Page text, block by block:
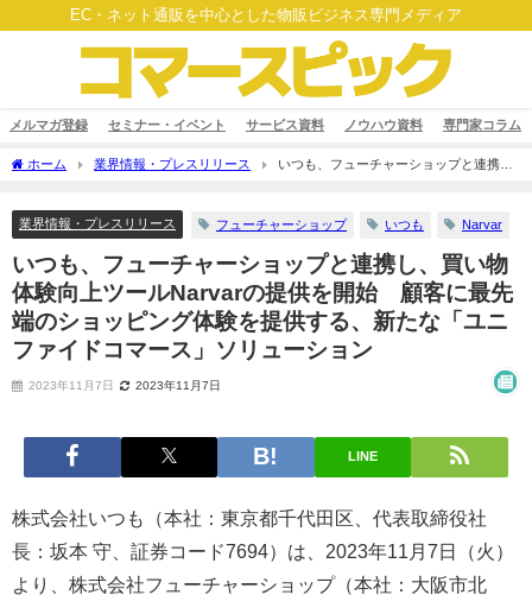
EC・ネット通販を中心とした物販ビジネス専門メディア
メルマガ登録 セミナー・イベント サービス資料 ノウハウ資料 専門家コラム
ホーム 業界情報・プレスリリース
いつも、フューチャーショップと連携
業界情報・プレスリリース
フューチャーショップ いつも Narvar
いつも、フューチャーショップと連携し、買い物
体験向上ツールNarvarの提供を開始 顧客に最先
端のショッピング体験を提供する、新たな「ユニ
ファイドコマース」ソリューション
2023年11月7日 2023年11月7日
LINE
株式会社いつも（本社：東京都千代田区、代表取締役社
長：坂本 守、証券コード7694）は、2023年11月7日（火）
より、株式会社フューチャーショップ（本社：大阪市北